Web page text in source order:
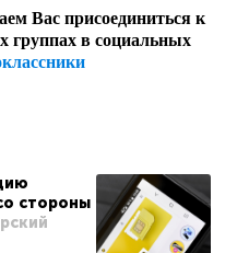
Вас присоединиться к
группах в социальных
стороны